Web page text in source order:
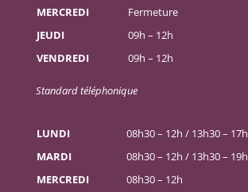
MERCREDI
Fermeture
JEUDI
09h – 12h
VENDREDI
09h – 12h
Standard téléphonique
LUNDI
08h30 – 12h / 13h30 – 17h
MARDI
08h30 – 12h / 13h30 – 19h
MERCREDI
08h30 – 12h